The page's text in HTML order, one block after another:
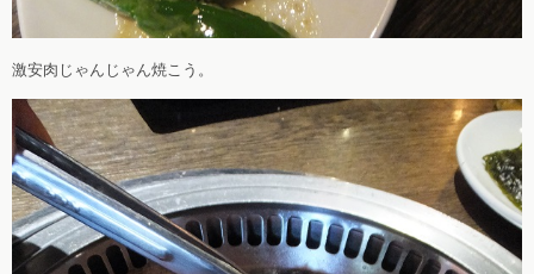
激安肉じゃんじゃん焼こう。